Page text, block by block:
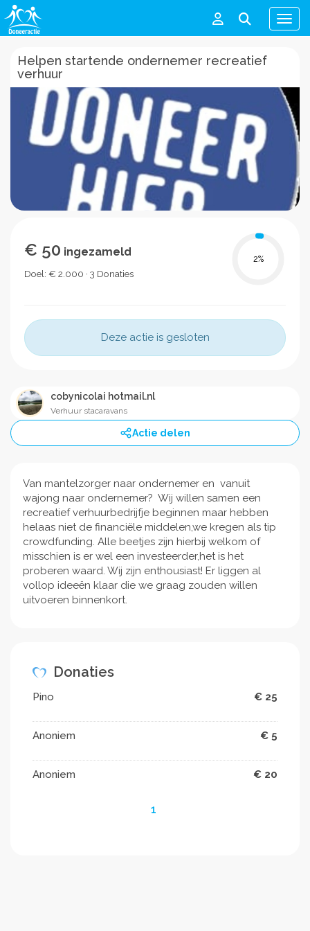
Menu
Helpen startende ondernemer recreatief
verhuur
€ 50 ingezameld
Doel: € 2.000 · 3 Donaties
2%
Deze actie is gesloten
cobynicolai hotmail.nl
Verhuur stacaravans
Actie delen
Van mantelzorger naar ondernemer en vanuit
wajong naar ondernemer? Wij willen samen een
recreatief verhuurbedrijfje beginnen maar hebben
helaas niet de financiële middelen,we kregen als tip
crowdfunding. Alle beetjes zijn hierbij welkom of
misschien is er wel een investeerder,het is het
proberen waard. Wij zijn enthousiast! Er liggen al
vollop ideeën klaar die we graag zouden willen
uitvoeren binnenkort.
Donaties
Pino € 25
Anoniem € 5
Anoniem € 20
1